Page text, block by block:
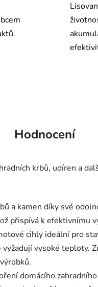
Hodnocení
krbů, udíren a
a kamen díky své
přispívá k efektivnímu
cihly ideální pro
vysoké teploty.
domácího